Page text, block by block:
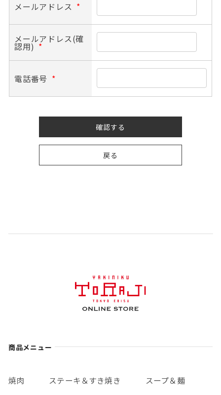
メールアドレス *
メールアドレス(確
認用) *
電話番号 *
確認する
戻る
商品メニュー
焼肉 ステーキ＆すき焼き スープ＆麺